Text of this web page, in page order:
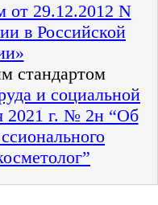
от 29.12.2012 N
в Российской
стандартом
и социальной
2021 г. № 2н “Об